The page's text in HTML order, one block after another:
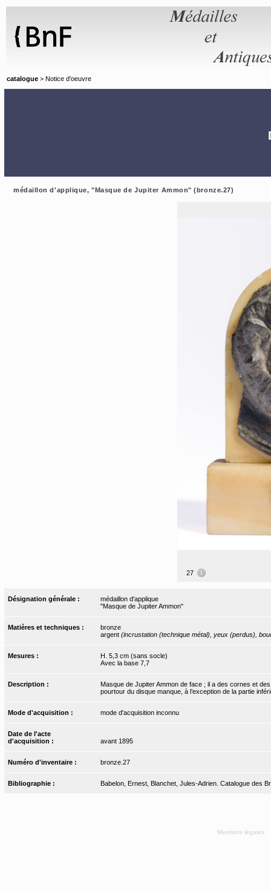
catalogue > Notice d'oeuvre
médaillon d'applique, "Masque de Jupiter Ammon" (bronze.27)
27
Désignation générale :
médaillon d'applique
"Masque de Jupiter Ammon"
Matières et techniques :
bronze
argent (incrustation (technique métal), yeux (perdus),
Mesures :
H. 5,3 cm (sans socle)
Avec la base 7,7
Description :
Masque de Jupiter Ammon de face ; il a des cornes et
pourtour du disque manque, à l’exception de la partie
Mode d'acquisition : mode d'acquisition inconnu
Date de l'acte
d'acquisition :
avant 1895
Numéro d'inventaire : bronze.27
Bibliographie : Babelon, Ernest, Blanchet, Jules-Adrien. Catalogue des
Mentions légales